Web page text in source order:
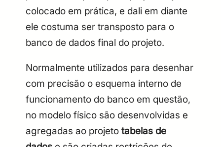
colocado em prática, e dali em diante
ele costuma ser transposto para o
banco de dados final do projeto.
Normalmente utilizados para desenhar
com precisão o esquema interno de
funcionamento do banco em questão,
no modelo físico são desenvolvidas e
agregadas ao projeto tabelas de